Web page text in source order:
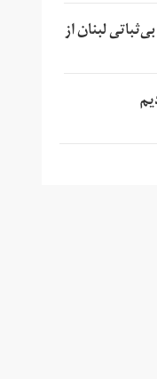
لبنان از